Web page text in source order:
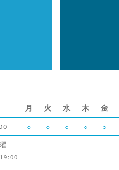
月 火 水 木 金
○ ○ ○ ○ ○